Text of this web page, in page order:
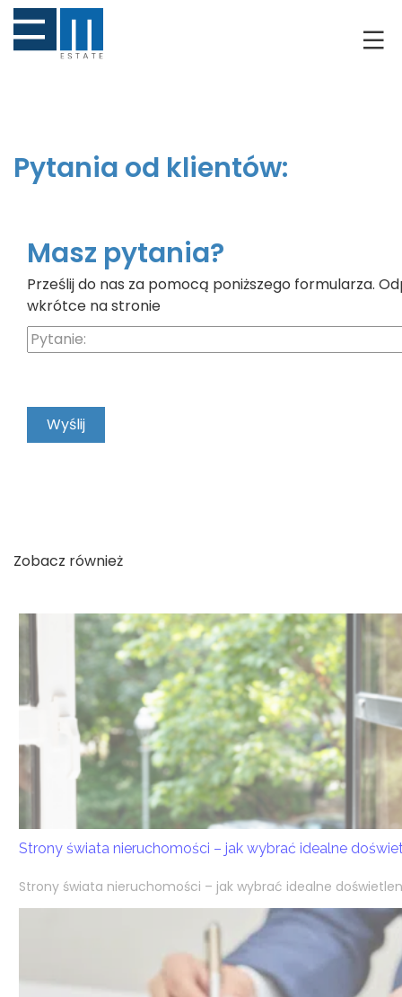
O NAS
NIERUCHOMOŚCI
DRON
KREDYTOWANIE
KONTAKT
Pytania od klientów:
Masz pytania?
Prześlij do nas za pomocą poniższego formularza.
wkrótce na stronie
Zobacz również
Strony świata nieruchomości – jak wybrać idealne
Strony świata nieruchomości – jak wybrać idealne